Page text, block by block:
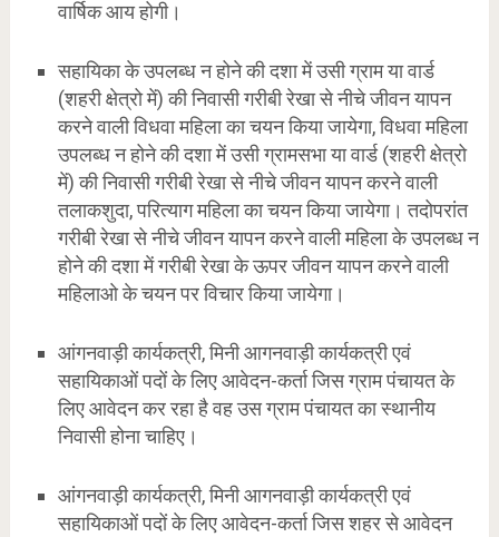
वार्षिक आय होगी।
सहायिका के उपलब्ध न होने की दशा में उसी ग्राम या वार्ड
(शहरी क्षेत्रो में) की निवासी गरीबी रेखा से नीचे जीवन यापन
करने वाली विधवा महिला का चयन किया जायेगा, विधवा महिला
उपलब्ध न होने की दशा में उसी ग्रामसभा या वार्ड (शहरी क्षेत्रो
में) की निवासी गरीबी रेखा से नीचे जीवन यापन करने वाली
तलाकशुदा, परित्याग महिला का चयन किया जायेगा। तदोपरांत
गरीबी रेखा से नीचे जीवन यापन करने वाली महिला के उपलब्ध न
होने की दशा में गरीबी रेखा के ऊपर जीवन यापन करने वाली
महिलाओ के चयन पर विचार किया जायेगा।
आंगनवाड़ी कार्यकत्री, मिनी आगनवाड़ी कार्यकत्री एवं
सहायिकाओं पदों के लिए आवेदन-कर्ता जिस ग्राम पंचायत के
लिए आवेदन कर रहा है वह उस ग्राम पंचायत का स्थानीय
निवासी होना चाहिए।
आंगनवाड़ी कार्यकत्री, मिनी आगनवाड़ी कार्यकत्री एवं
सहायिकाओं पदों के लिए आवेदन-कर्ता जिस शहर से आवेदन